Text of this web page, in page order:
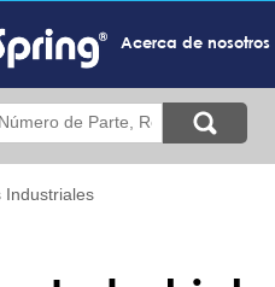
Acerca de nosotros
Buscar
Industriales